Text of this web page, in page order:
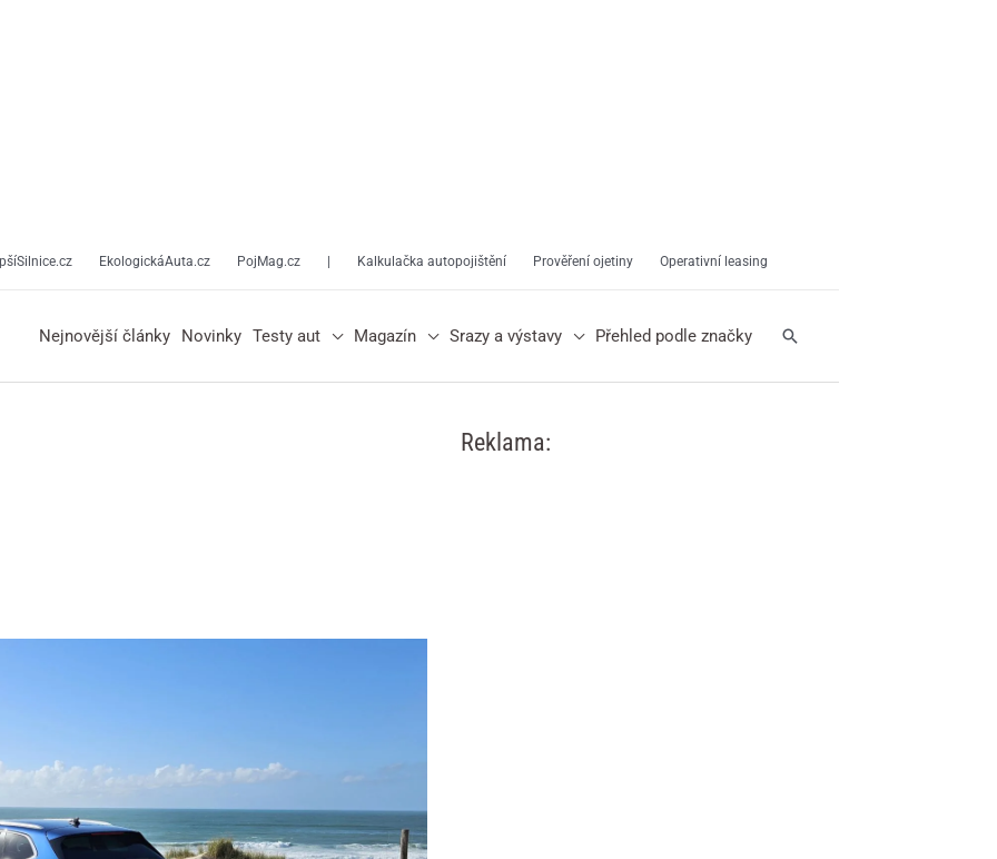
EkologickáAuta.cz PojMag.cz Kalkulačka autopojištění Prověření ojetiny Operativní leasing
Nejnovější články Novinky Testy aut Magazín Srazy a výstavy Přehled podle značky Hledat
Reklama: